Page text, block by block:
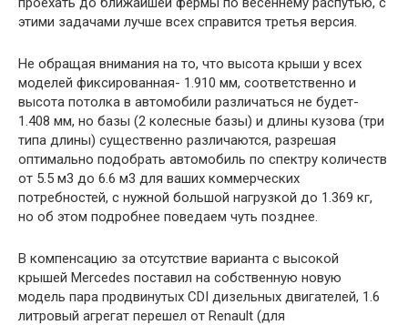
этими задачами лучше всех справится третья версия.
Не обращая внимания на то, что высота крыши у всех
моделей фиксированная- 1.910 мм, соответственно и
высота потолка в автомобили различаться не будет-
1.408 мм, но базы (2 колесные базы) и длины кузова (три
типа длины) существенно различаются, разрешая
оптимально подобрать автомобиль по спектру количеств
от 5.5 м3 до 6.6 м3 для ваших коммерческих
потребностей, с нужной большой нагрузкой до 1.369 кг,
но об этом подробнее поведаем чуть позднее.
В компенсацию за отсутствие варианта с высокой
крышей Mercedes поставил на собственную новую
модель пара продвинутых CDI дизельных двигателей, 1.6
литровый агрегат перешел от Renault (для